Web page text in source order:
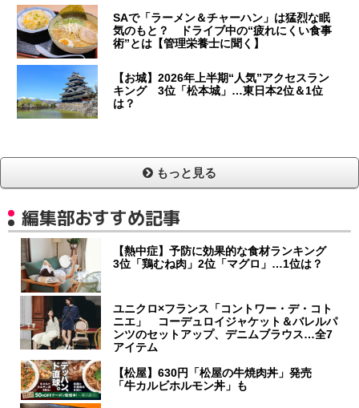
SAで「ラーメン＆チャーハン」は猛烈な眠
気のもと？ ドライブ中の“疲れにくい食事
術”とは【管理栄養士に聞く】
【お城】2026年上半期“人気”アクセスラン
キング 3位「松本城」…東日本2位＆1位
は？
もっと見る
編集部おすすめ記事
【熱中症】予防に効果的な食材ランキング
3位「鶏むね肉」2位「マグロ」…1位は？
ユニクロ×フランス「コントワー・デ・コト
ニエ」 コーデュロイジャケット＆バレルパ
ンツのセットアップ、デニムブラウス…全7
アイテム
【松屋】630円「松屋の牛焼肉丼」発売
「牛カルビホルモン丼」も